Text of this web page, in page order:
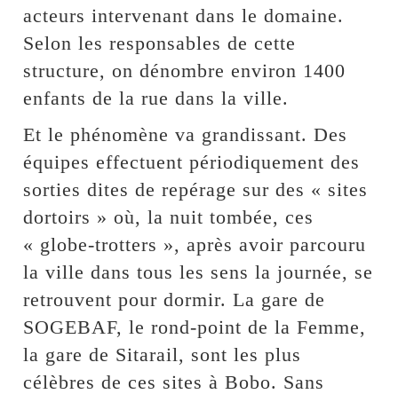
acteurs intervenant dans le domaine.
Selon les responsables de cette
structure, on dénombre environ 1400
enfants de la rue dans la ville.
Et le phénomène va grandissant. Des
équipes effectuent périodiquement des
sorties dites de repérage sur des « sites
dortoirs » où, la nuit tombée, ces
« globe-trotters », après avoir parcouru
la ville dans tous les sens la journée, se
retrouvent pour dormir. La gare de
SOGEBAF, le rond-point de la Femme,
la gare de Sitarail, sont les plus
célèbres de ces sites à Bobo. Sans